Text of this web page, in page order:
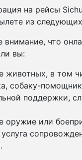
на рейсы
из
что
вы:
животных, в том
собаку-
поддержки,
оружие или